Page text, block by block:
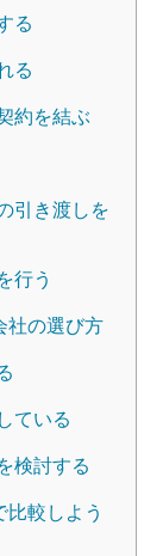
る
る
約を結ぶ
引き渡しを
行う
社の選び方
ている
検討する
較しよう